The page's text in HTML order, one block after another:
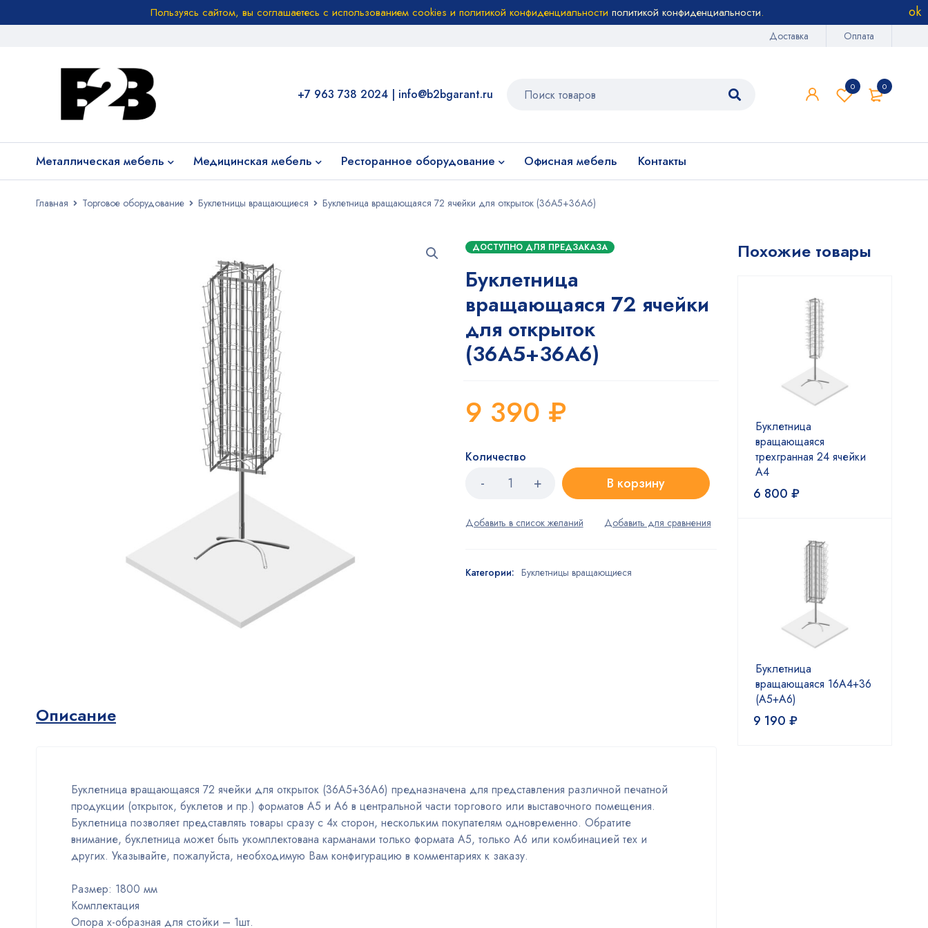
Пользуясь сайтом, вы соглашаетесь с использованием cookies и политикой конфиденциальности политикой конфиденциальности.
Доставка Оплата
0
0
+7 963 738 2024 | info@b2bgarant.ru
Металлическая мебель Медицинская мебель Ресторанное оборудование Офисная мебель Контакты
Главная Торговое оборудование Буклетницы вращающиеся Буклетница вращающаяся 72 ячейки для открыток (36A5+36А6)
ДОСТУПНО ДЛЯ ПРЕДЗАКАЗА
Буклетница
вращающаяся 72 ячейки
для открыток
(36A5+36А6)
9 390 ₽
Количество
В корзину
Категории: Буклетницы вращающиеся
Описание
Буклетница вращающаяся 72 ячейки для открыток (36A5+36А6) предназначена для представления различной печатной
продукции (открыток, буклетов и пр.) форматов А5 и А6 в центральной части торгового или выставочного помещения.
Буклетница позволяет представлять товары сразу с 4х сторон, нескольким покупателям одновременно. Обратите
внимание, буклетница может быть укомплектована карманами только формата А5, только А6 или комбинацией тех и
других. Указывайте, пожалуйста, необходимую Вам конфигурацию в комментариях к заказу.
Размер: 1800 мм
Комплектация
Опора x-образная для стойки – 1шт.
Похожие товары
Буклетница
вращающаяся
трехгранная 24 ячейки
А4
6 800 ₽
Буклетница
вращающаяся 16А4+36
(А5+А6)
9 190 ₽